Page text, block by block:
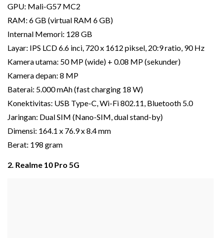
GPU: Mali-G57 MC2
RAM: 6 GB (virtual RAM 6 GB)
Internal Memori: 128 GB
Layar: IPS LCD 6.6 inci, 720 x 1612 piksel, 20:9 ratio, 90 Hz
Kamera utama: 50 MP (wide) + 0.08 MP (sekunder)
Kamera depan: 8 MP
Baterai: 5.000 mAh (fast charging 18 W)
Konektivitas: USB Type-C, Wi-Fi 802.11, Bluetooth 5.0
Jaringan: Dual SIM (Nano-SIM, dual stand-by)
Dimensi: 164.1 x 76.9 x 8.4 mm
Berat: 198 gram
2. Realme 10 Pro 5G